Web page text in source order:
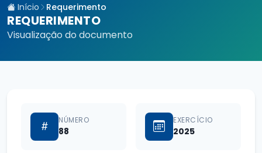
Início Requerimento
REQUERIMENTO
Visualização do documento
NÚMERO
88
EXERCÍCIO
2025